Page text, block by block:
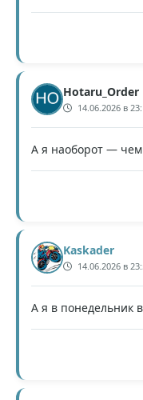
Hotaru_Order
14.06.2026 в
А я наоборот —
Kaskader
14.06.2026 в
А я в понедельник